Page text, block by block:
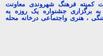
ومشارکت کمیته فرهنگ شهروندی معاونت
برگزاری جشنواره یک روزه به
، هنری واجتماعی درخانه محله